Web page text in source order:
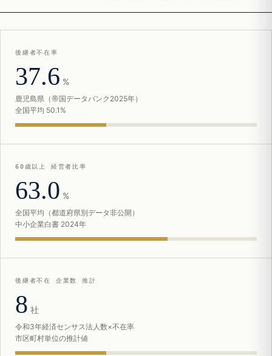
後継者不在率
37.6 %
鹿児島県（帝国データバンク2025年）
全国平均 50.1%
60歳以上 経営者比率
63.0 %
全国平均（都道府県別データ非公開）
中小企業白書 2024年
後継者不在 企業数 推計
8 社
令和3年経済センサス法人数×不在率
市区町村単位の推計値